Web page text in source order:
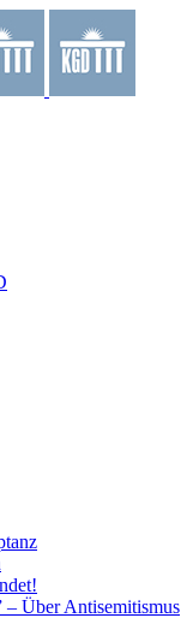
– Über Antisemitismus